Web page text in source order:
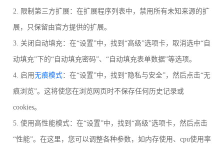
2. 限制第三方扩展：在扩展程序列表中，禁用所有未知来源的扩
展，只保留由官方提供的扩展。
3. 关闭自动填充：在“设置”中，找到“高级”选项卡，取消选中“自
动填充”下的“自动填充密码”、“自动填充表单数据”等选项。
4. 启用无痕模式：在“设置”中，找到“隐私与安全”，然后点击“无
痕浏览”。这将使您在浏览网页时不保存任何历史记录或
cookies。
5. 使用高性能模式：在“设置”中，找到“高级”选项卡，然后点击
“性能”。在这里，您可以调整各种参数，如内存使用、cpu使用率